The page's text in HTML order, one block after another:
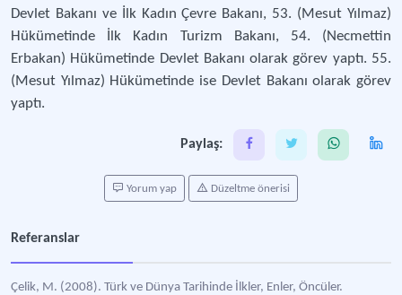
Devlet Bakanı ve İlk Kadın Çevre Bakanı, 53. (Mesut Yılmaz)
Hükümetinde İlk Kadın Turizm Bakanı, 54. (Necmettin
Erbakan) Hükümetinde Devlet Bakanı olarak görev yaptı. 55.
(Mesut Yılmaz) Hükümetinde ise Devlet Bakanı olarak görev
yaptı.
Paylaş:
Yorum yap Düzeltme önerisi
Referanslar
Çelik, M. (2008). Türk ve Dünya Tarihinde İlkler, Enler, Öncüler.